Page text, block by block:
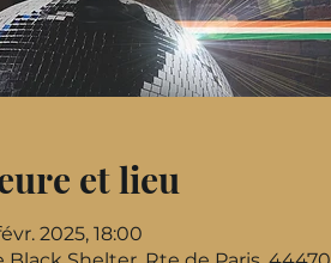
et lieu
2025, 18:00